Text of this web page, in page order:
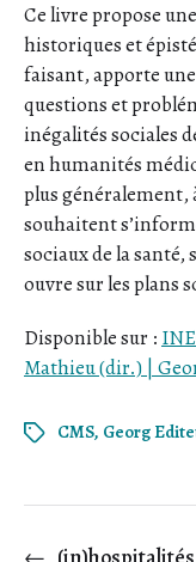
Ce livre propose
historiques et
faisant, apporte
questions et
inégalités sociales
en humanités
plus généralement,
souhaitent
sociaux de la santé,
ouvre sur les plans
Disponible sur :
Mathieu (dir.) |
CMS, Georg